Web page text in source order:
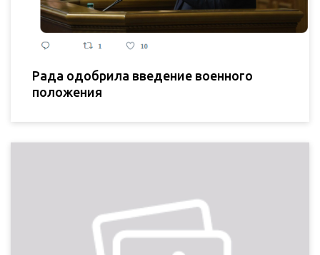
Рада одобрила введение военного
положения